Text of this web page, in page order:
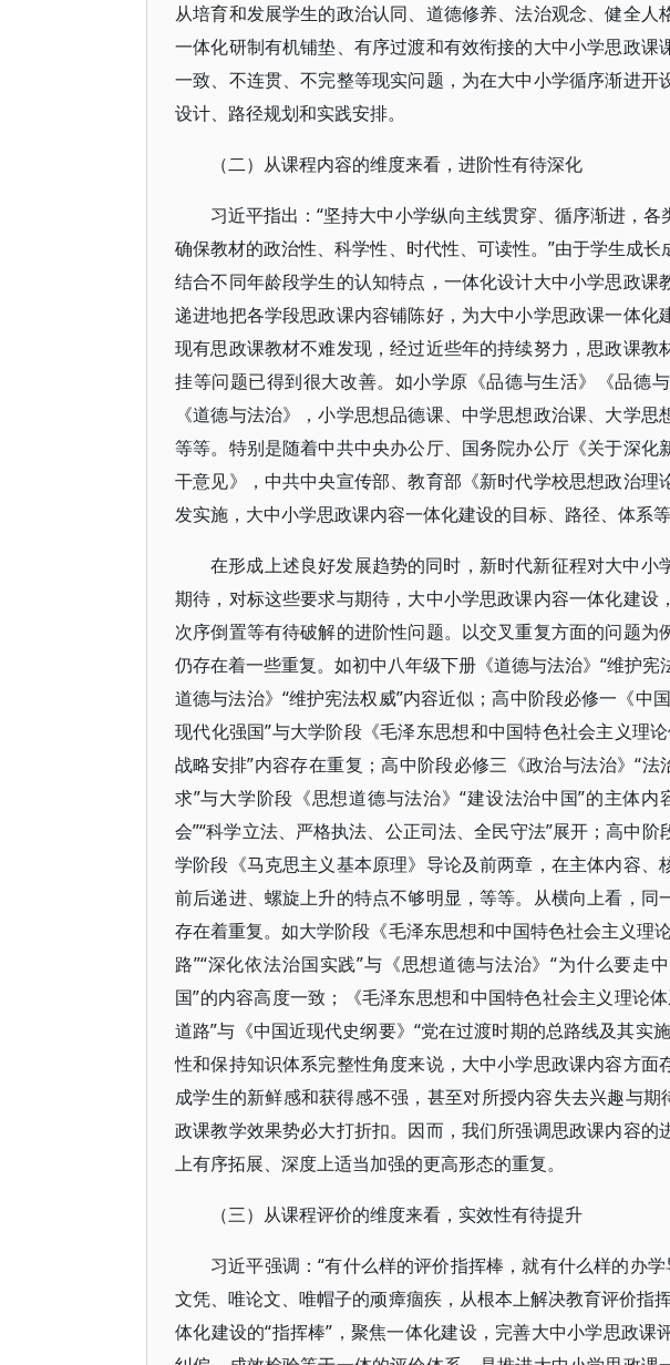
从培育和发展学生的政治认同、道德修养、法治观念、健全人
一体化研制有机铺垫、有序过渡和有效衔接的大中小学思政课
一致、不连贯、不完整等现实问题，为在大中小学循序渐进
设计、路径规划和实践安排。
（二）从课程内容的维度来看，进阶性有待深化
习近平指出：“坚持大中小学纵向主线贯穿、循序渐进，
确保教材的政治性、科学性、时代性、可读性。”由于学生成
结合不同年龄段学生的认知特点，一体化设计大中小学思政
递进地把各学段思政课内容铺陈好，为大中小学思政课一体化
现有思政课教材不难发现，经过近些年的持续努力，思政课教
挂等问题已得到很大改善。如小学原《品德与生活》《品德
《道德与法治》，小学思想品德课、中学思想政治课、大学思
等等。特别是随着中共中央办公厅、国务院办公厅《关于深
干意见》，中共中央宣传部、教育部《新时代学校思想政治理
发实施，大中小学思政课内容一体化建设的目标、路径、体系等
在形成上述良好发展趋势的同时，新时代新征程对大中
期待，对标这些要求与期待，大中小学思政课内容一体化建设
次序倒置等有待破解的进阶性问题。以交叉重复方面的问题
仍存在着一些重复。如初中八年级下册《道德与法治》“维护宪
道德与法治》“维护宪法权威”内容近似；高中阶段必修一《中
现代化强国”与大学阶段《毛泽东思想和中国特色社会主义理
战略安排”内容存在重复；高中阶段必修三《政治与法治》“
求”与大学阶段《思想道德与法治》“建设法治中国”的主体
会”“科学立法、严格执法、公正司法、全民守法”展开；高中
学阶段《马克思主义基本原理》导论及前两章，在主体内容、
前后递进、螺旋上升的特点不够明显，等等。从横向上看，
存在着重复。如大学阶段《毛泽东思想和中国特色社会主义理
路”“深化依法治国实践”与《思想道德与法治》“为什么要走
国”的内容高度一致；《毛泽东思想和中国特色社会主义理论
道路”与《中国近现代史纲要》“党在过渡时期的总路线及其实
性和保持知识体系完整性角度来说，大中小学思政课内容方面
成学生的新鲜感和获得感不强，甚至对所授内容失去兴趣与期
政课教学效果势必大打折扣。因而，我们所强调思政课内容
上有序拓展、深度上适当加强的更高形态的重复。
（三）从课程评价的维度来看，实效性有待提升
习近平强调：“有什么样的评价指挥棒，就有什么样的办
文凭、唯论文、唯帽子的顽瘴痼疾，从根本上解决教育评价指
体化建设的“指挥棒”，聚焦一体化建设，完善大中小学思政